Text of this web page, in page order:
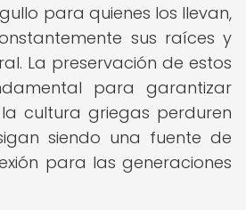
para quienes los llevan,
sus raíces y
La preservación de estos
para garantizar
cultura griegas perduren
siendo una fuente de
para las generaciones